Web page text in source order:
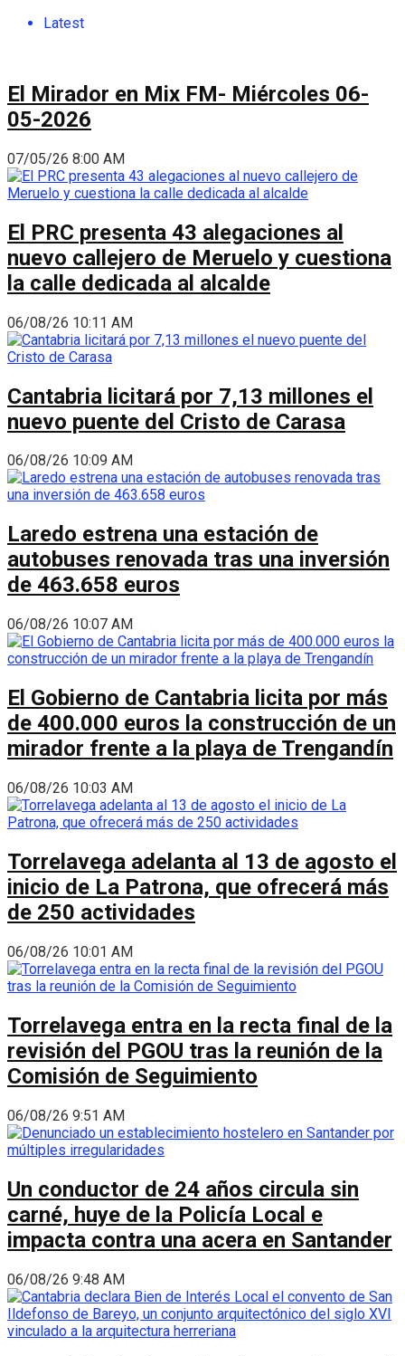
Latest
El Mirador en Mix FM- Miércoles 06-
05-2026
07/05/26 8:00 AM
El PRC presenta 43 alegaciones al
nuevo callejero de Meruelo y cuestiona
la calle dedicada al alcalde
06/08/26 10:11 AM
Cantabria licitará por 7,13 millones el
nuevo puente del Cristo de Carasa
06/08/26 10:09 AM
Laredo estrena una estación de
autobuses renovada tras una inversión
de 463.658 euros
06/08/26 10:07 AM
El Gobierno de Cantabria licita por más
de 400.000 euros la construcción de un
mirador frente a la playa de Trengandín
06/08/26 10:03 AM
Torrelavega adelanta al 13 de agosto el
inicio de La Patrona, que ofrecerá más
de 250 actividades
06/08/26 10:01 AM
Torrelavega entra en la recta final de la
revisión del PGOU tras la reunión de la
Comisión de Seguimiento
06/08/26 9:51 AM
Un conductor de 24 años circula sin
carné, huye de la Policía Local e
impacta contra una acera en Santander
06/08/26 9:48 AM